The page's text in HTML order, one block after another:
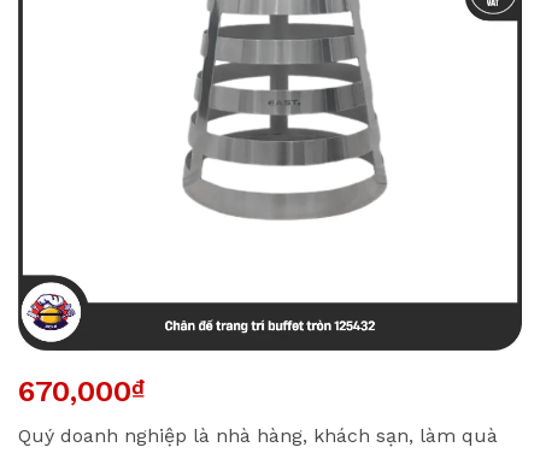
670,000₫
Quý doanh nghiệp là nhà hàng, khách sạn, làm quà